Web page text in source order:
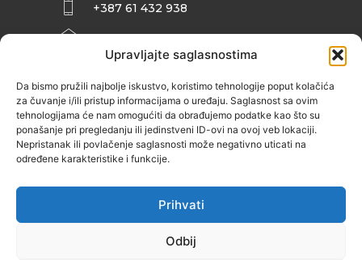
Upravljajte saglasnostima
Da bismo pružili najbolje iskustvo, koristimo tehnologije poput kolačića
za čuvanje i/ili pristup informacijama o uređaju. Saglasnost sa ovim
tehnologijama će nam omogućiti da obrađujemo podatke kao što su
ponašanje pri pregledanju ili jedinstveni ID-ovi na ovoj veb lokaciji.
Nepristanak ili povlačenje saglasnosti može negativno uticati na
određene karakteristike i funkcije.
Prihvati
Odbij
+387 61 432 938
INFO@ZENIT.BA
ZENIČANKA, 3. SPRAT), 72000 ZENICA